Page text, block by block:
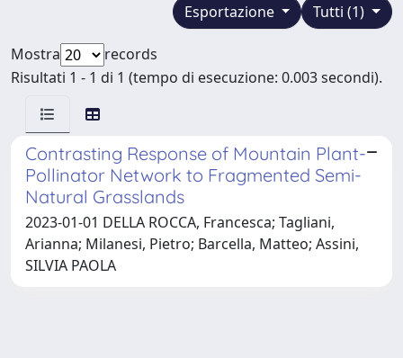
Tutti (1)
Esportazione
Mostra
records
Risultati 1 - 1 di 1 (tempo di esecuzione: 0.003 secondi).
Contrasting Response of Mountain Plant-
Pollinator Network to Fragmented Semi-
Natural Grasslands
2023-01-01 DELLA ROCCA, Francesca; Tagliani,
Arianna; Milanesi, Pietro; Barcella, Matteo; Assini,
SILVIA PAOLA